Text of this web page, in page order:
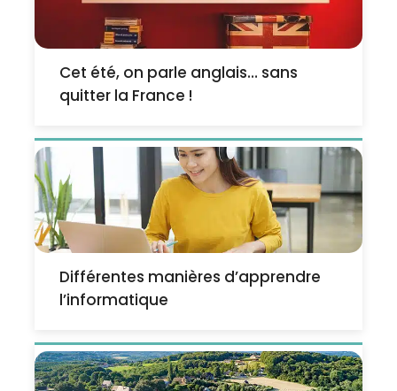
Cet été, on parle anglais… sans
quitter la France !
Différentes manières d’apprendre
l’informatique